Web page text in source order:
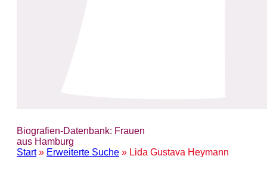
Biografien-Datenbank: Frauen
aus Hamburg
Start» Erweiterte Suche » Lida Gustava Heymann